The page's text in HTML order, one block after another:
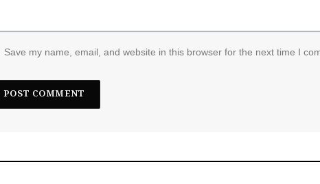
Save my name, email, and website in this browser for the next time I